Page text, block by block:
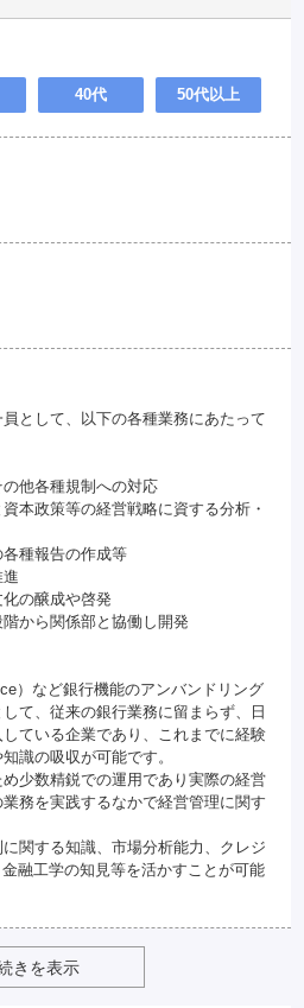
40代 50代以上
として、以下の各種業務にあたって
他各種規制への対応
本政策等の経営戦略に資する分析・
各種報告の作成等
進
の醸成や啓発
から関係部と協働し開発
）など銀行機能のアンバンドリング
て、従来の銀行業務に留まらず、日
ている企業であり、これまでに経験
識の吸収が可能です。
少数精鋭での運用であり実際の経営
務を実践するなかで経営管理に関す
関する知識、市場分析能力、クレジ
融工学の知見等を活かすことが可能
きを表示